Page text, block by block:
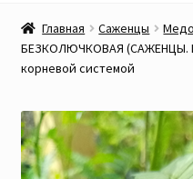
Прайс-лист
Наши мероприятия,
Главная Саженцы
БЕЗКОЛЮЧКОВАЯ (САЖЕНЦЫ.
корневой системой